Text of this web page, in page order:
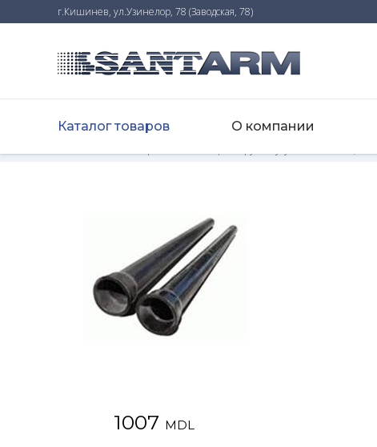
г.Кишинев, ул.Узинелор, 78 (Заводская, 78)
Каталог товаров О компании
1007 MDL